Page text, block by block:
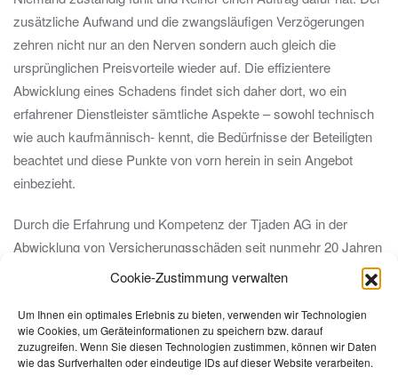
Cookie-Zustimmung verwalten
Um Ihnen ein optimales Erlebnis zu bieten, verwenden wir Technologien
wie Cookies, um Geräteinformationen zu speichern bzw. darauf
zuzugreifen. Wenn Sie diesen Technologien zustimmen, können wir Daten
wie das Surfverhalten oder eindeutige IDs auf dieser Website verarbeiten.
zusätzliche Aufwand und die zwangsläufigen Verzögerungen
zehren nicht nur an den Nerven sondern auch gleich die
ursprünglichen Preisvorteile wieder auf. Die effizientere
Abwicklung eines Schadens findet sich daher dort, wo ein
erfahrener Dienstleister sämtliche Aspekte – sowohl technisch
wie auch kaufmännisch- kennt, die Bedürfnisse der Beteiligten
beachtet und diese Punkte von vorn herein in sein Angebot
einbezieht.
Durch die Erfahrung und Kompetenz der Tjaden AG in der
Abwicklung von Versicherungsschäden seit nunmehr 20 Jahren
bietet die Tjaden AG eine Dienstleistung an, die ihren
technischen Ausführung komplett entlastet, jedoch in alle
relevanten Entscheidungsfragen mit einbezieht. Hierzu bedarf
es lediglich der Ausstellung einer Handlungsvollmacht sowie